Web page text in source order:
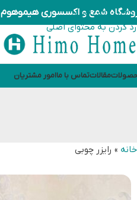
رد کردن به ناوبری
رد کردن به محتوای اصلی
شمع و اکسسوری هیموهوم
مقالاتتماس با ماامور مشتریان
خانه » رایزر چوبی